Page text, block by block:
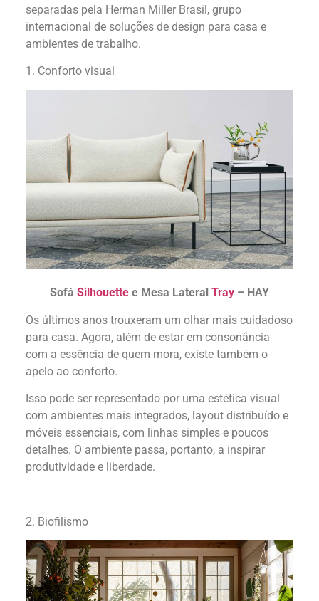
separadas pela Herman Miller Brasil, grupo
internacional de soluções de design para casa e
ambientes de trabalho.
1. Conforto visual
Sofá Silhouette e Mesa Lateral Tray – HAY
Os últimos anos trouxeram um olhar mais cuidadoso
para casa. Agora, além de estar em consonância
com a essência de quem mora, existe também o
apelo ao conforto.
Isso pode ser representado por uma estética visual
com ambientes mais integrados, layout distribuído e
móveis essenciais, com linhas simples e poucos
detalhes. O ambiente passa, portanto, a inspirar
produtividade e liberdade.
2. Biofilismo